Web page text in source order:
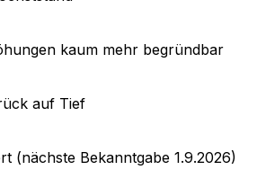
kaum mehr begründbar
auf Tief
(nächste Bekanntgabe 1.9.2026)